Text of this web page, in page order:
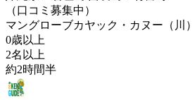
（口コミ募集中）
マングローブカヤック・カヌー（川）
0歳以上
2名以上
約2時間半